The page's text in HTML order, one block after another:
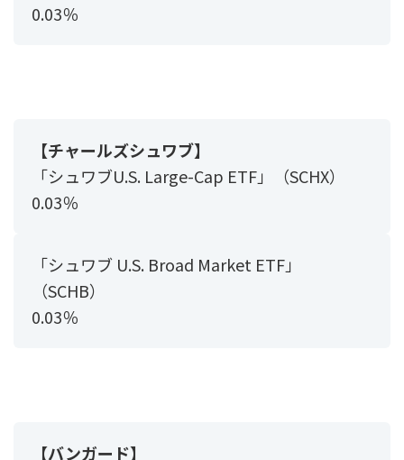
0.03％
【チャールズシュワブ】
「シュワブU.S. Large-Cap ETF」（SCHX）
0.03％
「シュワブ U.S. Broad Market ETF」
（SCHB）
0.03％
【バンガード】